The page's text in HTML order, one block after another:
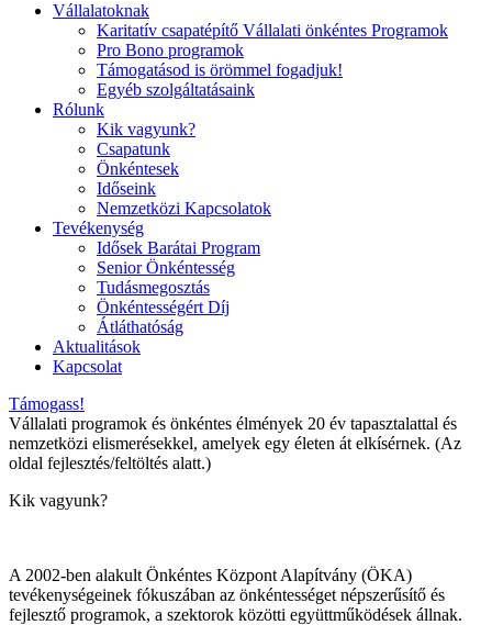
Vállalatoknak
Karitatív csapatépítő Vállalati önkéntes Programok
Pro Bono programok
Támogatásod is örömmel fogadjuk!
Egyéb szolgáltatásaink
Rólunk
Kik vagyunk?
Csapatunk
Önkéntesek
Időseink
Nemzetközi Kapcsolatok
Tevékenység
Idősek Barátai Program
Senior Önkéntesség
Tudásmegosztás
Önkéntességért Díj
Átláthatóság
Aktualitások
Kapcsolat
Támogass!
Vállalati programok és önkéntes élmények 20 év tapasztalattal és
nemzetközi elismerésekkel, amelyek egy életen át elkísérnek. (Az
oldal fejlesztés/feltöltés alatt.)
Kik vagyunk?
A 2002-ben alakult Önkéntes Központ Alapítvány (ÖKA)
tevékenységeinek fókuszában az önkéntességet népszerűsítő és
fejlesztő programok, a szektorok közötti együttműködések állnak.